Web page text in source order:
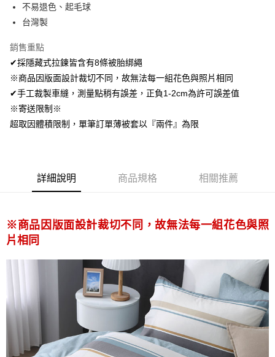
Google Pay
AFTEE先享後付
相關說明
AFTEE先享後付是「在收到商品之後才付款」的支付方式。 讓您購物簡單
便利好安心！
１．簡單：不需註冊會員、不需綁卡、不需儲值。
２．便利：只要手機號碼，簡訊認證，即可結帳。
３．安心：先確認商品／服務後，再付款。
２．訂單成立數日內，您將收到繳費通知簡訊。
３．收到繳費通知簡訊後14天內，點擊此簡訊中的連結，可透過四大超商／
購買商品的店家。未經商家同意取消之訂單仍視為有效，需透過AFTEE先享
後付繳納相關費用。
※ 交易是否成功請以「AFTEE先享後付 」之結帳頁面顯示為準，若有關於
是否繳費成功／繳費後需取消欲退款等相關疑問，請聯繫「AFTEE先享後付
https://netprotections.freshdesk.com/support/home
１．透過由恩沛科技股份有限公司提供之「AFTEE先享後付」服務完成之交
易，需依本服務之必要範圍內提供個人資料，並將交易相關給付款項請求債
權轉讓予恩沛科技股份有限公司。
２．關於個人資料處理事宜，請瀏覽以下網址：
https://aftee.tw/terms/#terms3
ATM付款
運送方式
全家取貨付款
每筆NT$60，滿NT$499(含以上)免運費
付款後7-11取貨
每筆NT$60，滿NT$499(含以上)免運費
宅配
每筆NT$100，滿NT$499(含以上)免運費
每筆NT$100，滿NT$499(含以上)免運費
不易退色、起毛球
台灣製
銷售重點
✔採隱藏式拉鍊皆含有8條被胎綁繩
※商品因版面設計裁切不同，故無法每一組花色與照片相同
✔手工裁製車縫，測量點稍有誤差，正負1-2cm為許可誤差值
※寄送限制※
超取因體積限制，單筆訂單薄被套以『兩件』為限
詳細說明 商品規格 相關推薦
※商品因版面設計裁切不同，故無法每一組花色與照
片相同